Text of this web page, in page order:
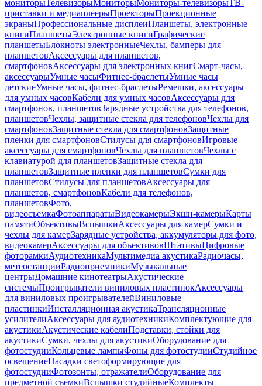
мониторыТелевизорыМониторыМониторы-телевизорыТВ-
приставки и медиаплеерыПроекторыПроекционные
экраныПрофессиональные дисплеиПланшеты, электронные
книгиПланшетыЭлектронные книгиГрафические
планшетыБлокноты электронныеЧехлы, бамперы для
планшетовАксессуары для планшетов,
смартфоновАксессуары для электронных книгСмарт-часы,
аксессуарыУмные часыФитнес-браслетыУмные часы
детскиеУмные часы, фитнес-браслетыРемешки, аксессуары
для умных часовКабели для умных часовАксессуары для
смартфонов, планшетовЗарядные устройства для телефонов,
планшетовЧехлы, защитные стекла для телефоновЧехлы для
смартфоновЗащитные стекла для смартфоновЗащитные
пленки для смартфоновСтилусы для смартфоновИгровые
аксессуары для смартфоновЧехлы для планшетовЧехлы с
клавиатурой для планшетовЗащитные стекла для
планшетовЗащитные пленки для планшетовСумки для
планшетовСтилусы для планшетовАксессуары для
планшетов, смартфоновКабели для телефонов,
планшетовФото,
видеосъемкаФотоаппаратыВидеокамерыЭкшн-камерыКарты
памятиОбъективыВспышкиАксессуары для камерСумки и
чехлы для камерЗарядные устройства, аккумуляторы для фото,
видеокамерАксессуары для объективовШтативыЦифровые
фоторамкиАудиотехникаМультимедиа акустикаРадиочасы,
метеостанцииРадиоприемникиМузыкальные
центрыДомашние кинотеатрыАкустические
системыПроигрыватели виниловых пластинокАксессуары
для виниловых проигрывателейВиниловые
пластинкиИнсталляционная акустикаТрансляционные
усилителиАксессуары для аудиотехникиКомплектующие для
акустикиАкустические кабелиПодставки, стойки для
акустикиСумки, чехлы для акустикиОборудование для
фотостудииКольцевые лампыФоны для фотостудииСтудийное
освещениеНасадки светоформирующие для
фотостудииФотозонты, отражателиОборудование для
предметной съемкиВспышки студийныеКомплекты